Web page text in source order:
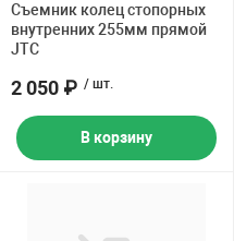
Съемник колец стопорных
внутренних 255мм прямой
JTC
2 050 ₽ / шт.
В корзину